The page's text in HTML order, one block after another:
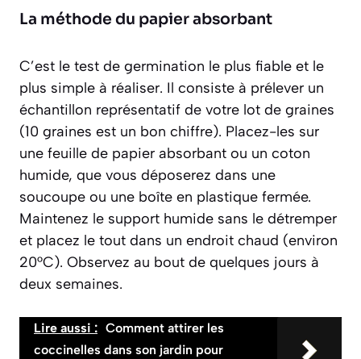
La méthode du papier absorbant
C’est le test de germination le plus fiable et le
plus simple à réaliser. Il consiste à prélever un
échantillon représentatif de votre lot de graines
(10 graines est un bon chiffre). Placez-les sur
une feuille de papier absorbant ou un coton
humide, que vous déposerez dans une
soucoupe ou une boîte en plastique fermée.
Maintenez le support humide sans le détremper
et placez le tout dans un endroit chaud (environ
20°C). Observez au bout de quelques jours à
deux semaines.
Lire aussi : Comment attirer les
coccinelles dans son jardin pour